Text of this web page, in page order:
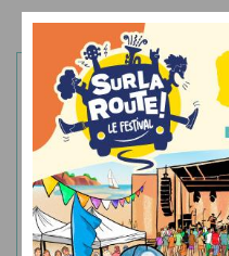
Abonnez-